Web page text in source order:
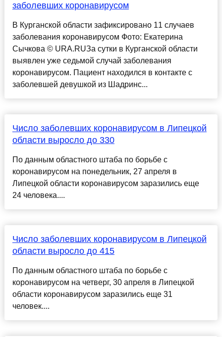
заболевших коронавирусом
В Курганской области зафиксировано 11 случаев
заболевания коронавирусом Фото: Екатерина
Сычкова © URA.RUЗа сутки в Курганской области
выявлен уже седьмой случай заболевания
коронавирусом. Пациент находился в контакте с
заболевшей девушкой из Шадринс...
Число заболевших коронавирусом в Липецкой
области выросло до 330
По данным областного штаба по борьбе с
коронавирусом на понедельник, 27 апреля в
Липецкой области коронавирусом заразились еще
24 человека....
Число заболевших коронавирусом в Липецкой
области выросло до 415
По данным областного штаба по борьбе с
коронавирусом на четверг, 30 апреля в Липецкой
области коронавирусом заразились еще 31
человек....